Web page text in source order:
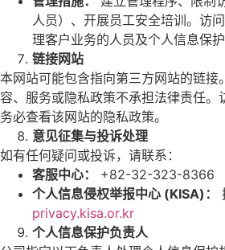
人员）、开展员工安全培训。访
理客户业务的人员及个人信息保护
链接网站
本网站可能包含指向第三方网站的链接
容、服务或隐私政策不承担法律责任。
务必查看该网站的隐私政策。
意见征集与投诉处理
如有任何疑问或投诉，请联系：
客服中心：
+82-32-323-8366
个人信息侵权举报中心 (KISA)：
privacy.kisa.or.kr
个人信息保护负责人